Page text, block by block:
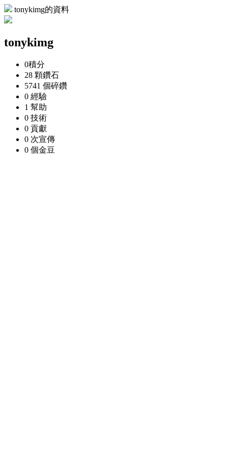
tonykimg的資料
tonykimg
0積分
28 顆鑽石
5741 個碎鑽
0 經驗
1 幫助
0 技術
0 貢獻
0 次宣傳
0 個金豆